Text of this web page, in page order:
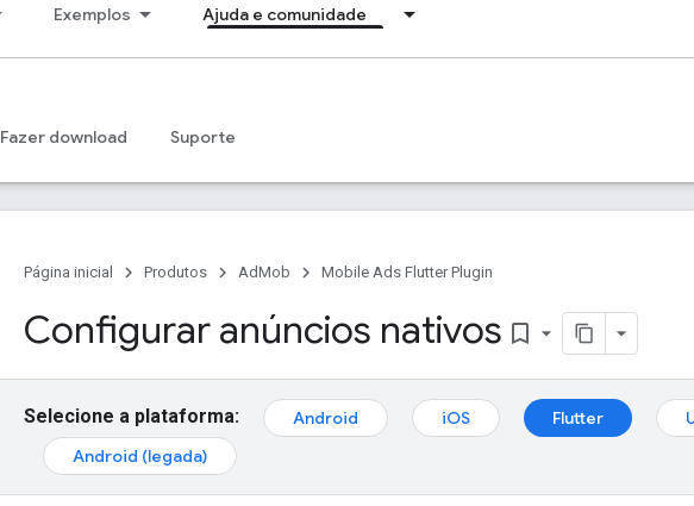
Exemplos Ajuda e comunidade
Fazer download Suporte
Página inicial Produtos AdMob Mobile Ads Flutter Plugin
Configurar anúncios nativos bookmark_border
Selecione a plataforma: Android iOS Flutter
Android (legada)